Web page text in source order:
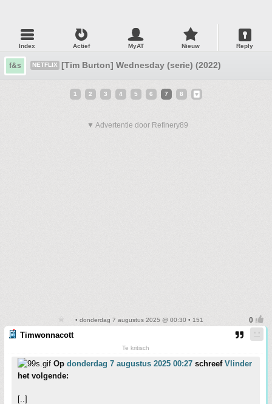
Index Actief MyAT Nieuw Reply
f&s NETFLIX [Tim Burton] Wednesday (serie) (2022)
1 2 3 4 5 6 7 8
▼ Advertentie door Refinery89
• donderdag 7 augustus 2025 @ 00:30 • 151
Timwonnacott
Te kritisch
Op donderdag 7 augustus 2025 00:27 schreef Vlinder
het volgende:
[..]